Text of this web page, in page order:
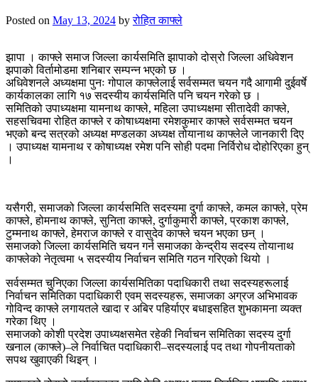
Posted on May 13, 2024 byरोहित काफ्ले
झापा । काफ्ले समाज जिल्ला कार्यसमिति झापाको दोस्रो जिल्ला अधिवेशन
झपाको विर्तामोडमा शनिबार सम्पन्न भएको छ ।
अधिवेशनले अध्यक्षमा पुनः गोपाल काफ्लेलाई सर्वसम्मत चयन गदै आगामी दुईवर्षे
कार्यकालका लागि १७ सदस्यीय कार्यसमिति पनि चयन गरेको छ ।
समितिको उपाध्यक्षमा यामनाथ काफ्ले, महिला उपाध्यक्षमा सीतादेवी काफ्ले,
सहसचिवमा रोहित काफ्ले र कोषाध्यक्षमा रमेशकुमार काफ्ले सर्वसम्मत चयन
भएको बन्द सत्रको अध्यक्ष मण्डलका अध्यक्ष तोयानाथ काफ्लेले जानकारी दिए
। उपाध्यक्ष यामनाथ र कोषाध्यक्ष रमेश पनि सोही पदमा निर्विरोध दोहोरिएका हुन्
।
यसैगरी, समाजको जिल्ला कार्यसमिति सदस्यमा दुर्गा काफ्ले, कमल काफ्ले, प्रेम
काफ्ले, होमनाथ काफ्ले, सुनिता काफ्ले, दुर्गाकुमारी काफ्ले, प्रकाश काफ्ले,
टुम्मनाथ काफ्ले, हेमराज काफ्ले र वासुदेव काफ्ले चयन भएका छन् ।
समाजको जिल्ला कार्यसमिति चयन गर्न समाजका केन्द्रीय सदस्य तोयानाथ
काफ्लेको नेतृत्वमा ५ सदस्यीय निर्वाचन समिति गठन गरिएको थियो ।
सर्वसम्मत चुनिएका जिल्ला कार्यसमितिका पदाधिकारी तथा सदस्यहरूलाई
निर्वाचन समितिका पदाधिकारी एवम् सदस्यहरू, समाजका अग्रज अभिभावक
गोविन्द काफ्ले लगायतले खादा र अबिर पहिर्याएर बधाइसहित शुभकामना व्यक्त
गरेका थिए ।
समाजको कोशी प्रदेश उपाध्यक्षसमेत रहेकी निर्वाचन समितिका सदस्य दुर्गा
खनाल (काफ्ले)–ले निर्वाचित पदाधिकारी–सदस्यलाई पद तथा गोपनीयताको
सपथ खुवाएकी थिइन् ।